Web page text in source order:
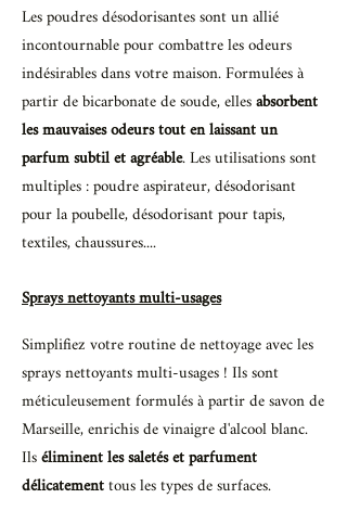
Les poudres désodorisantes sont un allié
incontournable pour combattre les odeurs
indésirables dans votre maison. Formulées à
partir de bicarbonate de soude, ellesabsorbent
les mauvaises odeurs tout en laissant un
parfum subtil et agréable. Les utilisations sont
multiples : poudre aspirateur, désodorisant
pour la poubelle, désodorisant pour tapis,
textiles, chaussures....
Sprays nettoyants multi-usages
Simplifiez votre routine de nettoyage avec les
sprays nettoyants multi-usages ! Ils sont
méticuleusement formulés à partir de savon de
Marseille, enrichis de vinaigre d'alcool blanc.
Ilséliminent les saletés et parfument
délicatementtous les types de surfaces.